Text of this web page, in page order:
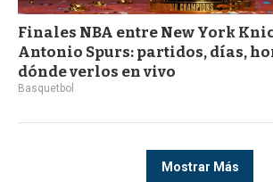
Finales NBA entre New York
Antonio Spurs: partidos, días,
dónde verlos en vivo
Basquetbol
Mostrar Más